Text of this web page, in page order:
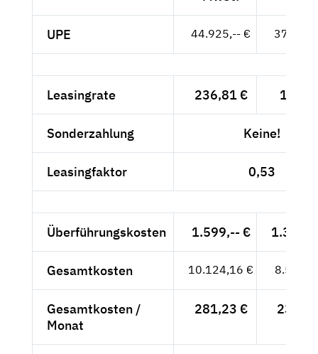
UPE 44.925,-- €
Leasingrate 236,81 €
Sonderzahlung Keine!
Leasingfaktor 0,53
Überführungskosten 1.599,-- €
Gesamtkosten 10.124,16 €
Gesamtkosten /
Monat
281,23 €